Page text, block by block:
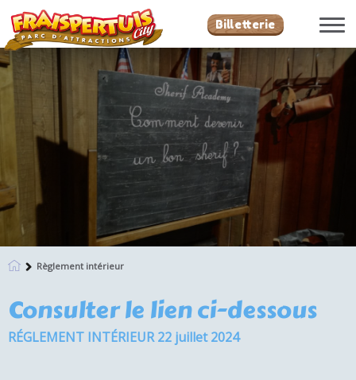
Billetterie
Règlement intérieur
Consulter le lien ci-dessous
RÉGLEMENT INTÉRIEUR 22 juillet 2024